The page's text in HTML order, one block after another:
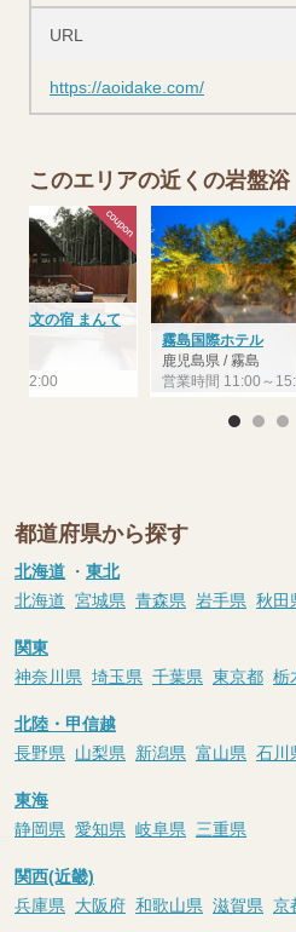
URL
https://aoidake.com/
このエリアの近くの岩盤浴
縄文の宿 まんて
～22:00
霧島国際ホテル
鹿児島県 / 霧島
営業時間 11:00～
都道府県から探す
北海道 ・ 東北
北海道 宮城県 青森県 岩手県 秋田
関東
神奈川県 埼玉県 千葉県 東京都 栃
北陸・甲信越
長野県 山梨県 新潟県 富山県 石川
東海
静岡県 愛知県 岐阜県 三重県
関西(近畿)
兵庫県 大阪府 和歌山県 滋賀県 京